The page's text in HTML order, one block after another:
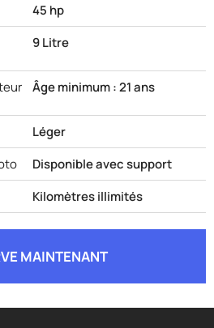
45 hp
9 Litre
Âge minimum : 21 ans
Léger
Disponible avec support
Kilomètres illimités
MAINTENANT